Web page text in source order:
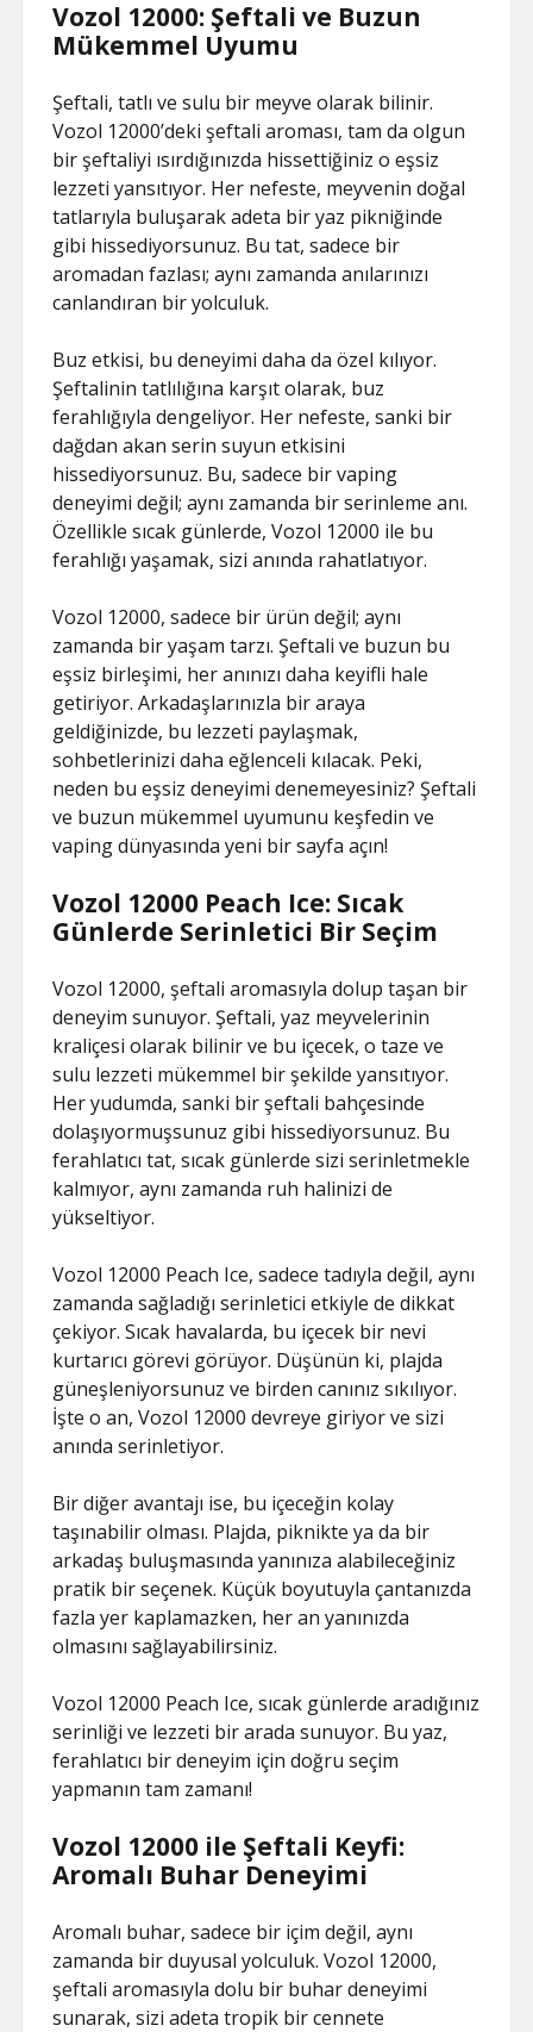
Vozol 12000: Şeftali ve Buzun
Mükemmel Uyumu
Şeftali, tatlı ve sulu bir meyve olarak bilinir.
Vozol 12000’deki şeftali aroması, tam da olgun
bir şeftaliyi ısırdığınızda hissettiğiniz o eşsiz
lezzeti yansıtıyor. Her nefeste, meyvenin doğal
tatlarıyla buluşarak adeta bir yaz pikniğinde
gibi hissediyorsunuz. Bu tat, sadece bir
aromadan fazlası; aynı zamanda anılarınızı
canlandıran bir yolculuk.
Buz etkisi, bu deneyimi daha da özel kılıyor.
Şeftalinin tatlılığına karşıt olarak, buz
ferahlığıyla dengeliyor. Her nefeste, sanki bir
dağdan akan serin suyun etkisini
hissediyorsunuz. Bu, sadece bir vaping
deneyimi değil; aynı zamanda bir serinleme anı.
Özellikle sıcak günlerde, Vozol 12000 ile bu
ferahlığı yaşamak, sizi anında rahatlatıyor.
Vozol 12000, sadece bir ürün değil; aynı
zamanda bir yaşam tarzı. Şeftali ve buzun bu
eşsiz birleşimi, her anınızı daha keyifli hale
getiriyor. Arkadaşlarınızla bir araya
geldiğinizde, bu lezzeti paylaşmak,
sohbetlerinizi daha eğlenceli kılacak. Peki,
neden bu eşsiz deneyimi denemeyesiniz? Şeftali
ve buzun mükemmel uyumunu keşfedin ve
vaping dünyasında yeni bir sayfa açın!
Vozol 12000 Peach Ice: Sıcak
Günlerde Serinletici Bir Seçim
Vozol 12000, şeftali aromasıyla dolup taşan bir
deneyim sunuyor. Şeftali, yaz meyvelerinin
kraliçesi olarak bilinir ve bu içecek, o taze ve
sulu lezzeti mükemmel bir şekilde yansıtıyor.
Her yudumda, sanki bir şeftali bahçesinde
dolaşıyormuşsunuz gibi hissediyorsunuz. Bu
ferahlatıcı tat, sıcak günlerde sizi serinletmekle
kalmıyor, aynı zamanda ruh halinizi de
yükseltiyor.
Vozol 12000 Peach Ice, sadece tadıyla değil, aynı
zamanda sağladığı serinletici etkiyle de dikkat
çekiyor. Sıcak havalarda, bu içecek bir nevi
kurtarıcı görevi görüyor. Düşünün ki, plajda
güneşleniyorsunuz ve birden canınız sıkılıyor.
İşte o an, Vozol 12000 devreye giriyor ve sizi
anında serinletiyor.
Bir diğer avantajı ise, bu içeceğin kolay
taşınabilir olması. Plajda, piknikte ya da bir
arkadaş buluşmasında yanınıza alabileceğiniz
pratik bir seçenek. Küçük boyutuyla çantanızda
fazla yer kaplamazken, her an yanınızda
olmasını sağlayabilirsiniz.
Vozol 12000 Peach Ice, sıcak günlerde aradığınız
serinliği ve lezzeti bir arada sunuyor. Bu yaz,
ferahlatıcı bir deneyim için doğru seçim
yapmanın tam zamanı!
Vozol 12000 ile Şeftali Keyfi:
Aromalı Buhar Deneyimi
Aromalı buhar, sadece bir içim değil, aynı
zamanda bir duyusal yolculuk. Vozol 12000,
şeftali aromasıyla dolu bir buhar deneyimi
sunarak, sizi adeta tropik bir cennete